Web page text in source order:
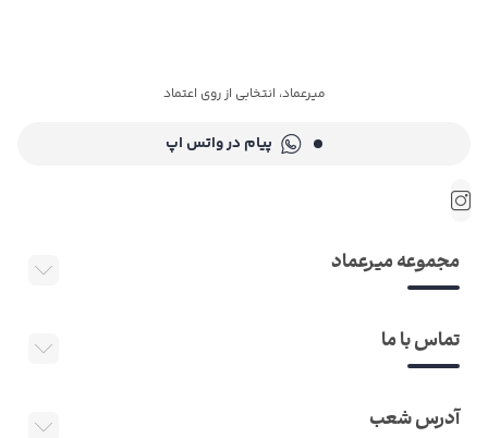
میرعماد، انتخابی از روی اعتماد
پیام در واتس اپ
مجموعه میرعماد
تماس با ما
آدرس شعب